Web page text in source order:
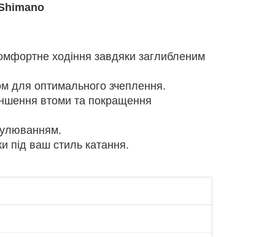
ходіння завдяки заглибленим
для оптимального зчеплення.
втоми та покращення
під ваш стиль катання.